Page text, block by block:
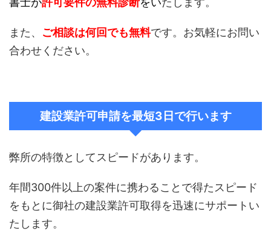
また、 ご相談は何回でも無料です。お気軽にお問い
合わせください。
建設業許可申請を最短3日で行います
弊所の特徴としてスピードがあります。
年間300件以上の案件に携わることで得たスピード
をもとに御社の建設業許可取得を迅速にサポートい
たします。